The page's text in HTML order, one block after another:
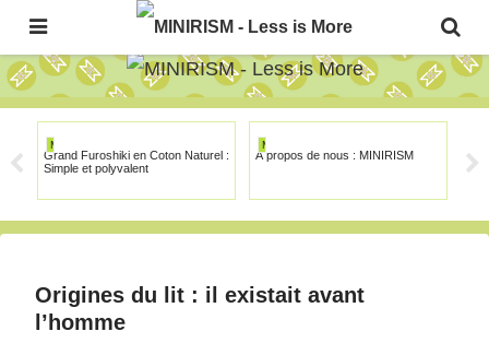
The Japanese Minimalism Art Movement!
MINIRISM
Grand Furoshiki en Coton Naturel :
Simple et polyvalent
MINIRISM
À propos de nous : MINIRISM
Origines du lit : il existait avant
l’homme